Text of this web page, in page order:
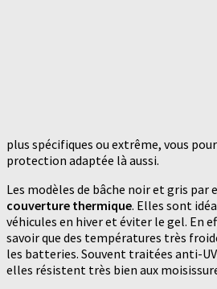
plus spécifiques ou extrême, vous
protection adaptée là aussi.
Les modèles de bâche noir et gris par
couverture thermique. Elles sont
véhicules en hiver et éviter le gel. En
savoir que des températures très
les batteries. Souvent traitées anti-
elles résistent très bien aux